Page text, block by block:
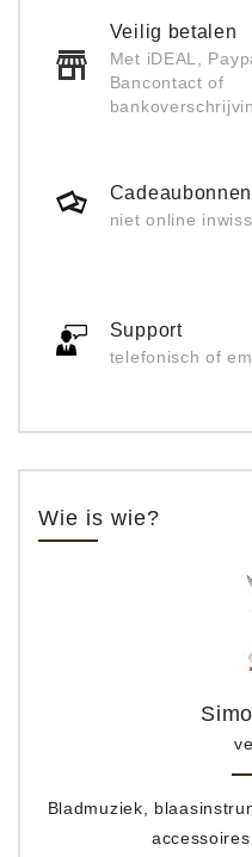
Veilig betalen
Met iDEAL,
Bancontact of
Cadeaubonnen
niet online
Support
telefonisch of
Wie is wie?
Bladmuziek,